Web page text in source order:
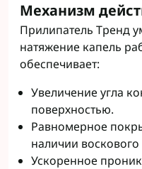
Механизм
Прилипатель Тренд
натяжение капель
обеспечивает:
Увеличение угла
поверхностью.
Равномерное
наличии воскового
Ускоренное